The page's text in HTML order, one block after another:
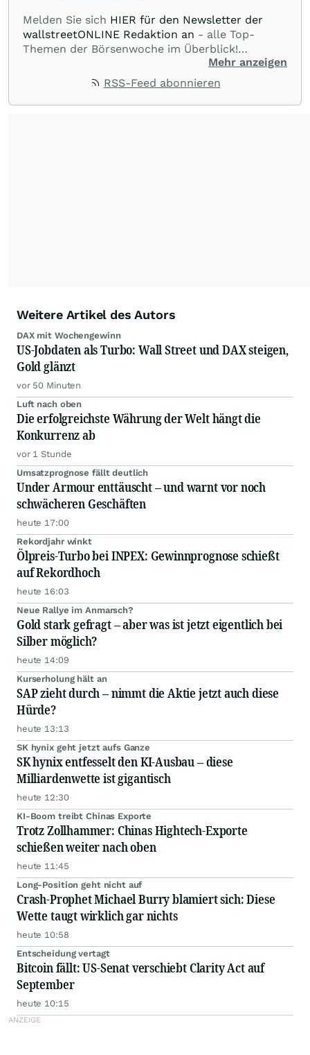
Melden Sie sich HIER für den Newsletter der
wallstreetONLINE Redaktion an - alle Top-
Themen der Börsenwoche im Überblick!
Verpassen Sie kein wichtiges Anleger-Thema!Für
Beiträge auf diesem journalistischen Channel ist
Redaktion verantwortlich. Die Fachjournalisten
Mehr anzeigen
RSS-Feed abonnieren
Weitere Artikel des Autors
DAX mit Wochengewinn
US-Jobdaten als Turbo: Wall Street und DAX steigen,
Gold glänzt
vor 50 Minuten
Luft nach oben
Die erfolgreichste Währung der Welt hängt die
Konkurrenz ab
vor 1 Stunde
Umsatzprognose fällt deutlich
Under Armour enttäuscht – und warnt vor noch
schwächeren Geschäften
heute 17:00
Rekordjahr winkt
Ölpreis-Turbo bei INPEX: Gewinnprognose schießt
auf Rekordhoch
heute 16:03
Neue Rallye im Anmarsch?
Gold stark gefragt – aber was ist jetzt eigentlich bei
Silber möglich?
heute 14:09
Kurserholung hält an
SAP zieht durch – nimmt die Aktie jetzt auch diese
Hürde?
heute 13:13
SK hynix geht jetzt aufs Ganze
SK hynix entfesselt den KI-Ausbau – diese
Milliardenwette ist gigantisch
heute 12:30
KI-Boom treibt Chinas Exporte
Trotz Zollhammer: Chinas Hightech-Exporte
schießen weiter nach oben
heute 11:45
Long-Position geht nicht auf
Crash-Prophet Michael Burry blamiert sich: Diese
Wette taugt wirklich gar nichts
heute 10:58
Entscheidung vertagt
Bitcoin fällt: US-Senat verschiebt Clarity Act auf
September
heute 10:15